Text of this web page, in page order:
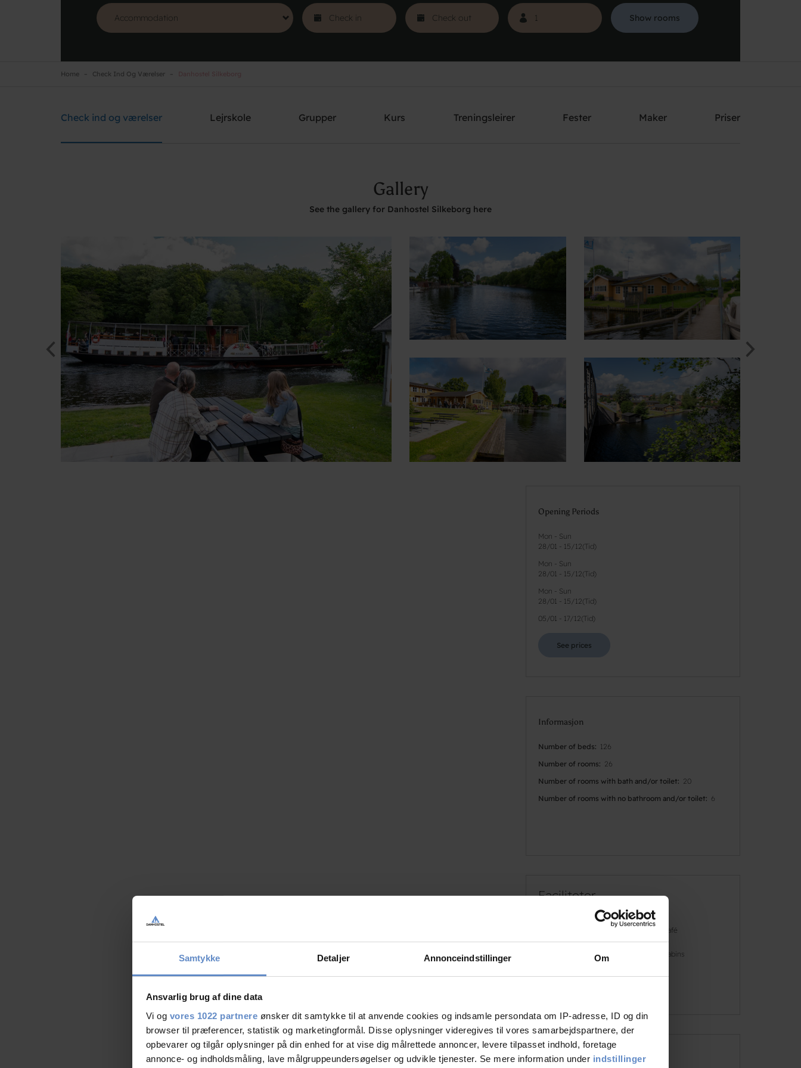
Samtykke Detaljer Annonceindstillinger Om
Ansvarlig brug af dine data
Vi og vores 1022 partnere ønsker dit samtykke til at anvende cookies og indsamle persondata om IP-adresse, ID og din
browser til præferencer, statistik og marketingformål. Disse oplysninger videregives til vores samarbejdspartnere, der
opbevarer og tilgår oplysninger på din enhed for at vise dig målrettede annoncer, levere tilpasset indhold, foretage
annonce- og indholdsmåling, lave målgruppeundersøgelser og udvikle tjenester. Se mere information under indstillinger
Show rooms
Home Check Ind Og Værelser
Check ind og værelser Lejrskole Grupper Kurs Treningsleirer Fester Maker Priser
Gallery
See the gallery for Danhostel Silkeborg here
Opening Periods
Mon - Sun
28/01 - 15/12( Tid)
Mon - Sun
28/01 - 15/12( Tid)
Mon - Sun
28/01 - 15/12( Tid)
05/01 - 17/12( Tid)
See prices
Informasjon
Number of beds
126
Number of rooms
26
Number of rooms with bath and/or toilet
20
Number of rooms with no bathroom and/or toilet
6
Faciliteter
Café
Free parking Cabins
Address and contact info